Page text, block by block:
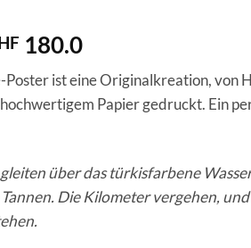
180.0Preisspanne:
CHF 40.0
bis
CHF 180.0
ist eine Originalkreation, von
Papier gedruckt. Ein
über das türkisfarbene
Die Kilometer vergehen,